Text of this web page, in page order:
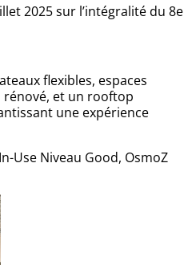
2025 sur l’intégralité du 8e
flexibles, espaces
rénové, et un rooftop
une expérience
Use Niveau Good, OsmoZ